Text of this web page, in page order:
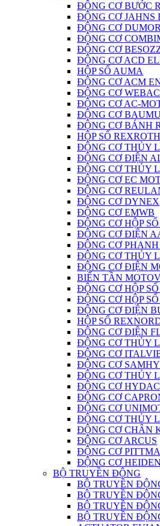
ĐỘNG CƠ BƯỚC
ĐỘNG CƠ JAHNS
ĐỘNG CƠ
ĐỘNG CƠ
ĐỘNG CƠ
ĐỘNG CƠ ACD
HỘP SỐ AUMA
ĐỘNG CƠ ACM
ĐỘNG CƠ
ĐỘNG CƠ AC-
ĐỘNG CƠ
ĐỘNG CƠ BÁNH
HỘP SỐ REXROTH
ĐỘNG CƠ THỦY
ĐỘNG CƠ ĐIỆN
ĐỘNG CƠ THỦY
ĐỘNG CƠ EC
ĐỘNG CƠ
ĐỘNG CƠ DYNEX
ĐỘNG CƠ EMWB
ĐỘNG CƠ HỘP
ĐỘNG CƠ ĐIỆN
ĐỘNG CƠ
ĐỘNG CƠ THỦY
ĐỘNG CƠ ĐIỆN
BIẾN TẦN
ĐỘNG CƠ HỘP
ĐỘNG CƠ HỘP
ĐỘNG CƠ ĐIỆN
HỘP SỐ
ĐỘNG CƠ ĐIỆN
ĐỘNG CƠ THỦY
ĐỘNG CƠ
ĐỘNG CƠ
ĐỘNG CƠ THỦY
ĐỘNG CƠ HYDAC
ĐỘNG CƠ
ĐỘNG CƠ
ĐỘNG CƠ THỦY
ĐỘNG CƠ CHÂN
ĐỘNG CƠ ARCUS
ĐỘNG CƠ
ĐỘNG CƠ
BỘ TRUYỀN ĐỘNG
BỘ TRUYỀN
BỘ TRUYỀN
BỘ TRUYỀN
BỘ TRUYỀN